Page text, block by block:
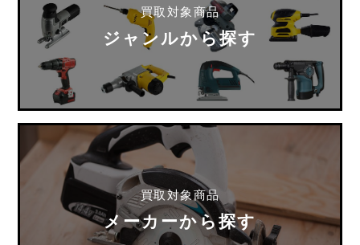
買取対象商品
ジャンルから探す
買取対象商品
メーカーから探す